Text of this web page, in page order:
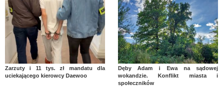
Zarzuty i 11 tys. zł mandatu dla
uciekającego kierowcy Daewoo
Dęby Adam i Ewa na sądowej
wokandzie. Konflikt miasta i
społeczników